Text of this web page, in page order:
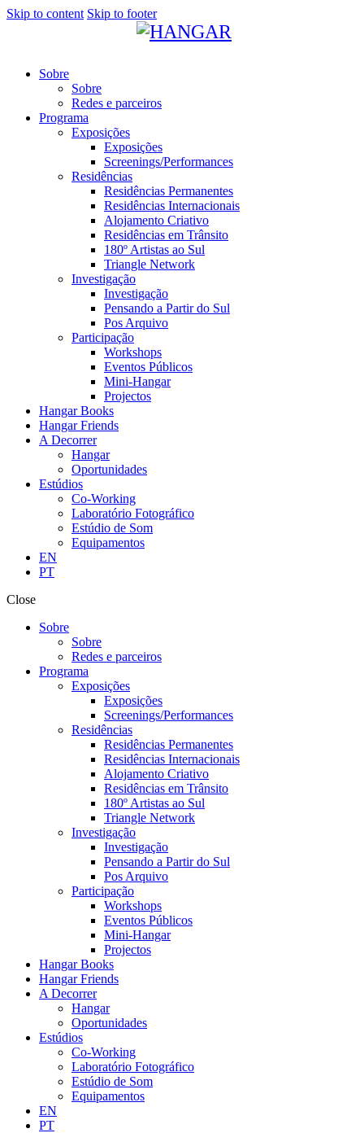
Skip to content Skip to footer
Sobre
Sobre
Redes e parceiros
Programa
Exposições
Exposições
Screenings/Performances
Residências
Residências Permanentes
Residências Internacionais
Alojamento Criativo
Residências em Trânsito
180º Artistas ao Sul
Triangle Network
Investigação
Investigação
Pensando a Partir do Sul
Pos Arquivo
Participação
Workshops
Eventos Públicos
Mini-Hangar
Projectos
Hangar Books
Hangar Friends
A Decorrer
Hangar
Oportunidades
Estúdios
Co-Working
Laboratório Fotográfico
Estúdio de Som
Equipamentos
EN
PT
Close
Sobre
Sobre
Redes e parceiros
Programa
Exposições
Exposições
Screenings/Performances
Residências
Residências Permanentes
Residências Internacionais
Alojamento Criativo
Residências em Trânsito
180º Artistas ao Sul
Triangle Network
Investigação
Investigação
Pensando a Partir do Sul
Pos Arquivo
Participação
Workshops
Eventos Públicos
Mini-Hangar
Projectos
Hangar Books
Hangar Friends
A Decorrer
Hangar
Oportunidades
Estúdios
Co-Working
Laboratório Fotográfico
Estúdio de Som
Equipamentos
EN
PT